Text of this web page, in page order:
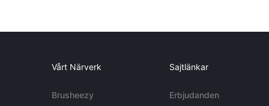
Vårt Närverk
Brusheezy
Sajtlänkar
Erbjudanden